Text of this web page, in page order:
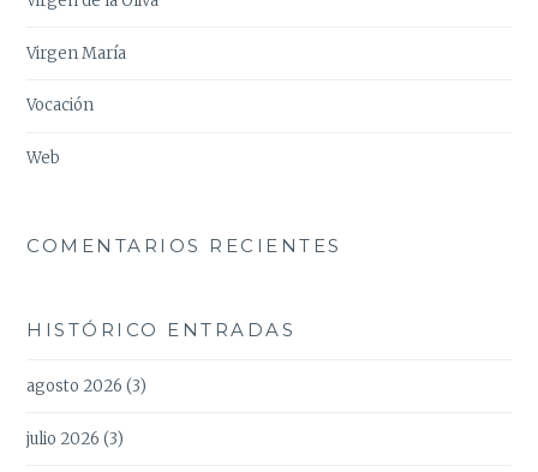
Virgen María
Vocación
Web
COMENTARIOS RECIENTES
HISTÓRICO ENTRADAS
agosto 2026 (3)
julio 2026 (3)